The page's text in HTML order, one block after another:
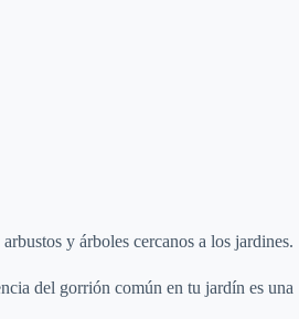
y árboles cercanos a los jardines.
del gorrión común en tu jardín es una